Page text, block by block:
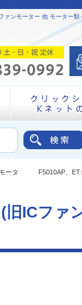
ー 他 モーター類～フ
モータ F5010AP、ET
ファン